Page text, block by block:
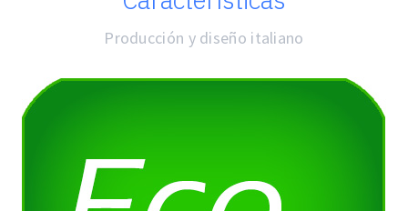
Producción y diseño italiano